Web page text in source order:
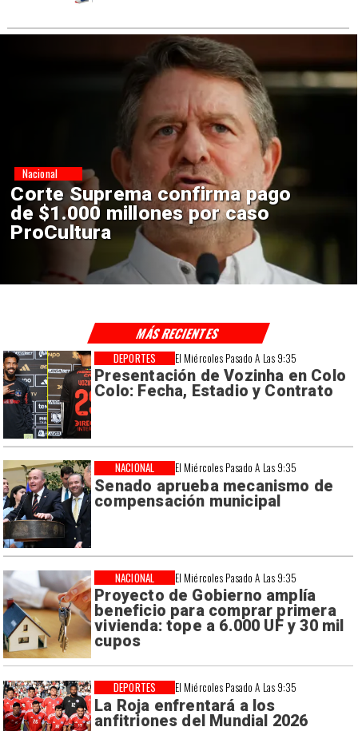
Codelco suspende
construcción de Andes Norte
en El Teniente por riesgos
sísmicos
Nacional
El Miércoles Pasado A Las 9:35
Presentación de Vozinha en Colo
Colo: Fecha, Estadio y Contrato
DEPORTES
El Miércoles Pasado A Las 9:35
Senado aprueba mecanismo de
compensación municipal
NACIONAL
El Miércoles Pasado A Las 9:35
Proyecto de Gobierno amplía
beneficio para comprar primera
vivienda: tope a 6.000 UF y 30 mil
cupos
NACIONAL
El Miércoles Pasado A Las 9:35
La Roja enfrentará a los
anfitriones del Mundial 2026
DEPORTES
MÁS RECIENTES